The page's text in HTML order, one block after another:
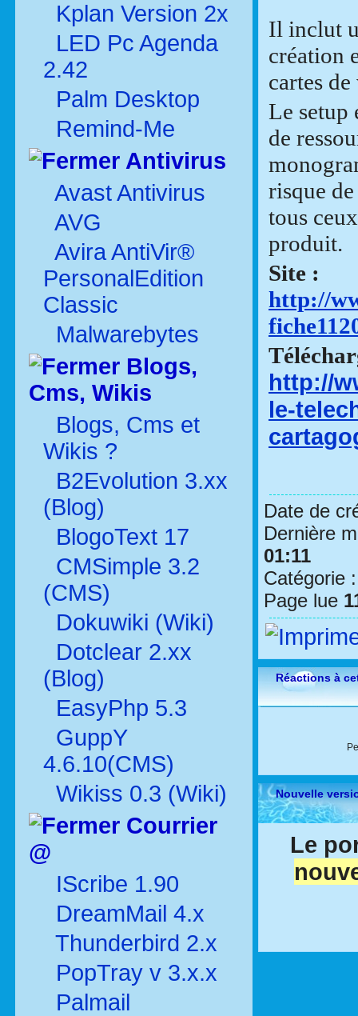
Kplan Version 2x
LED Pc Agenda
2.42
Palm Desktop
Remind-Me
Antivirus
Avast Antivirus
AVG
Avira AntiVir®
PersonalEdition
Classic
Malwarebytes
Blogs,
Cms, Wikis
Blogs, Cms et
Wikis ?
B2Evolution 3.xx
(Blog)
BlogoText 17
CMSimple 3.2
(CMS)
Dokuwiki (Wiki)
Dotclear 2.xx
(Blog)
EasyPhp 5.3
GuppY
4.6.10(CMS)
Wikiss 0.3 (Wiki)
Courrier
@
IScribe 1.90
DreamMail 4.x
Thunderbird 2.x
PopTray v 3.x.x
Palmail
Il inclut
création
cartes
Le setup
de
risque
tous
produit.
Site :
http://
http://
le-
Date de
Dernière
01:11
Catégorie
Page lue
Réactions à
Nouvelle
Le